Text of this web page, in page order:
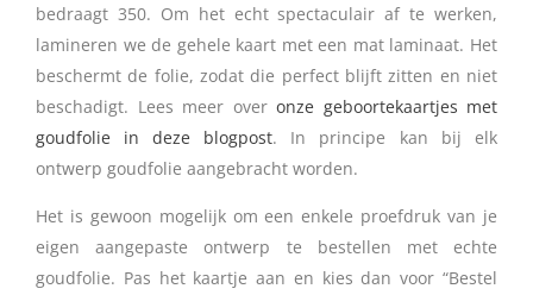
bedraagt 350. Om het echt spectaculair af te werken,
lamineren we de gehele kaart met een mat laminaat. Het
beschermt de folie, zodat die perfect blijft zitten en niet
beschadigt. Lees meer over onze geboortekaartjes met
goudfolie in deze blogpost. In principe kan bij elk
ontwerp goudfolie aangebracht worden.
Het is gewoon mogelijk om een enkele proefdruk van je
eigen aangepaste ontwerp te bestellen met echte
goudfolie. Pas het kaartje aan en kies dan voor “Bestel